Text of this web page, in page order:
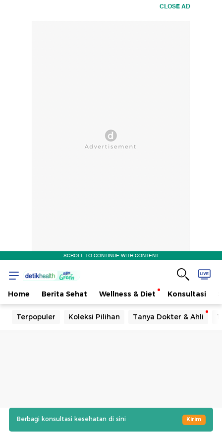
CLOSE AD
SCROLL TO CONTINUE WITH CONTENT
Home Berita Sehat Wellness & Diet Konsultasi
Terpopuler Koleksi Pilihan Tanya Dokter & Ahli
Berbagi konsultasi kesehatan di sini Kirim